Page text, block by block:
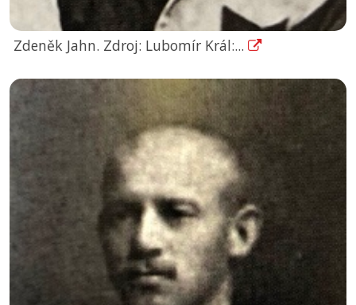
Zdeněk Jahn. Zdroj: Lubomír Král:...